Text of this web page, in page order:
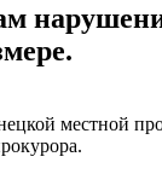
местной